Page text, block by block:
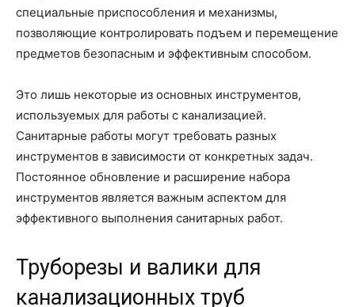
специальные приспособления и механизмы,
позволяющие контролировать подъем и перемещение
предметов безопасным и эффективным способом.
Это лишь некоторые из основных инструментов,
используемых для работы с канализацией.
Санитарные работы могут требовать разных
инструментов в зависимости от конкретных задач.
Постоянное обновление и расширение набора
инструментов является важным аспектом для
эффективного выполнения санитарных работ.
Труборезы и валики для
канализационных труб